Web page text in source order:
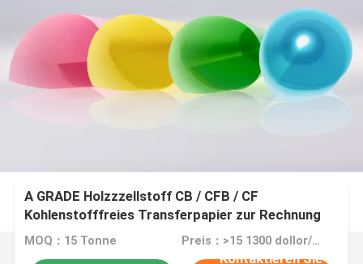
A GRADE Holzzzellstoff CB / CFB / CF
Kohlenstofffreies Transferpapier zur Rechnung
MOQ：15 Tonne Preis：>15 1300 dollor/ton
Kontaktieren Sie